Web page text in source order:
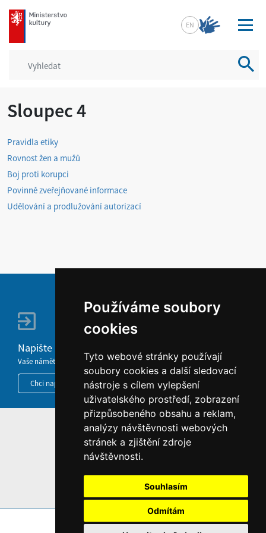
Používáme soubory
cookies
Tyto webové stránky používají
soubory cookies a další sledovací
nástroje s cílem vylepšení
uživatelského prostředí, zobrazení
přizpůsobeného obsahu a reklam,
analýzy návštěvnosti webových
stránek a zjištění zdroje
návštěvnosti.
Souhlasím
Odmítám
mkcr.cz
EN
Sloupec 4
Pravidla etiky
Rovnost žen a mužů
Boj proti korupci
Povinně zveřejňované informace
Udělování a prodlužování autorizací
Napište nám
Vaše náměty, komentáře, připomínky a dotazy nezůstanou bez odezvy.
Chci napsat MKČR
HOME
INFORMACE O WEBU